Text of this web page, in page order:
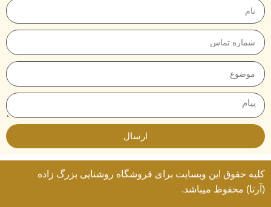
ارسال
کلیه حقوق این وبسایت برای فروشگاه روشنایی بزرگ زاده
(آرتا) محفوظ میباشد.